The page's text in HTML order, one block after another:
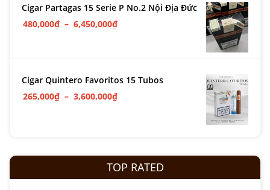
Cigar Partagas 15 Serie P No.2 Nội Địa Đức
480,000₫ – 6,450,000₫
Cigar Quintero Favoritos 15 Tubos
265,000₫ – 3,600,000₫
TOP RATED